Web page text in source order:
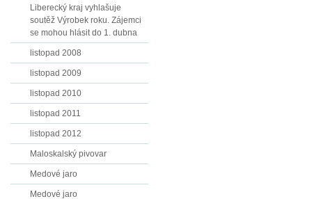
Liberecký kraj vyhlašuje
soutěž Výrobek roku. Zájemci
se mohou hlásit do 1. dubna
listopad 2008
listopad 2009
listopad 2010
listopad 2011
listopad 2012
Maloskalský pivovar
Medové jaro
Medové jaro